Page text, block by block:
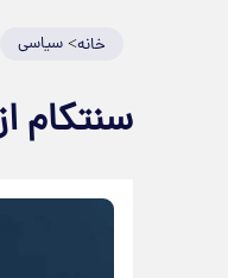
خانه>سیاسی
سنتکام